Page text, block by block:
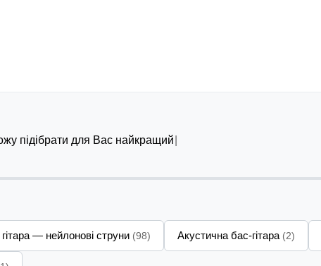
підібрати для Вас найкращий варіант
— нейлонові струни (98) Акустична бас-гітара (2)